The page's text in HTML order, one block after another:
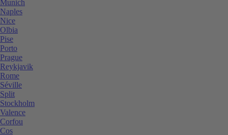
Munich
Naples
Nice
Olbia
Pise
Porto
Prague
Reykjavik
Rome
Séville
Split
Stockholm
Valence
Corfou
Cos